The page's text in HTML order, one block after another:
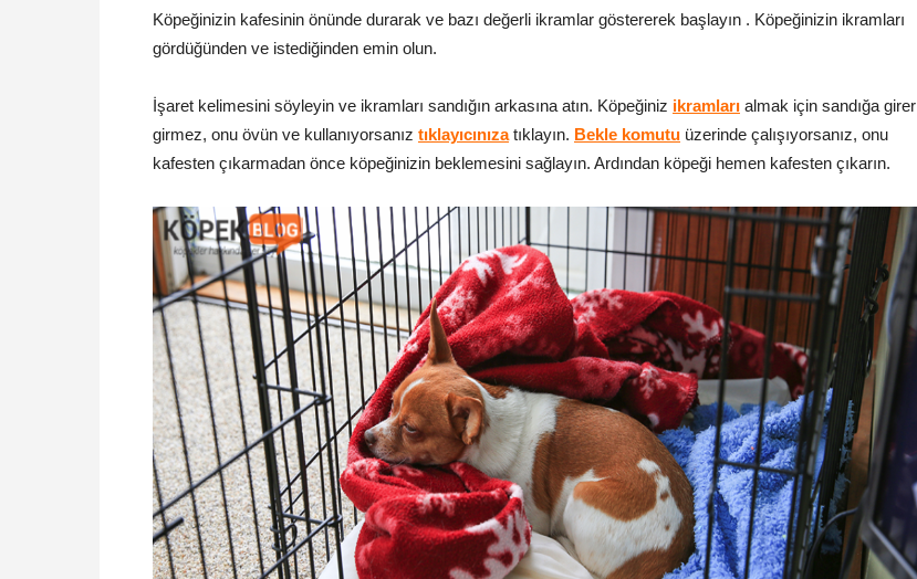
Köpeğinizin kafesinin önünde durarak ve bazı değerli ikramlar göstererek başlayın . Köpeğinizin ikramları
gördüğünden ve istediğinden emin olun.
İşaret kelimesini söyleyin ve ikramları sandığın arkasına atın. Köpeğiniz ikramları almak için sandığa girer
girmez, onu övün ve kullanıyorsanız tıklayıcınızatıklayın. Bekle komutu üzerinde çalışıyorsanız, onu
kafesten çıkarmadan önce köpeğinizin beklemesini sağlayın. Ardından köpeği hemen kafesten çıkarın.